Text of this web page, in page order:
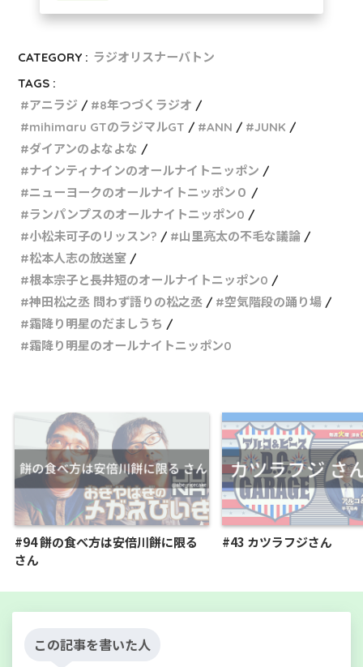
CATEGORY : ラジオリスナーバトン
TAGS :
アニラジ
8年つづくラジオ
mihimaru GTのラジマルGT
ANN
JUNK
ダイアンのよなよな
ナインティナインのオールナイトニッポン
ニューヨークのオールナイトニッポン０
ランパンプスのオールナイトニッポン0
小松未可子のリッスン?
山里亮太の不毛な議論
松本人志の放送室
根本宗子と長井短のオールナイトニッポン0
神田松之丞 問わず語りの松之丞
空気階段の踊り場
霜降り明星のだましうち
霜降り明星のオールナイトニッポン0
#94 餅の食べ方は安倍川餅に限る
さん
#43 カツラフジさん
この記事を書いた人